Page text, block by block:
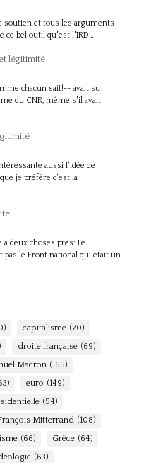
soutien et tous les arguments
ce bel outil qu'est l'IRD…
légitimité
chacun sait!-- avait su
du CNR, même s'il avait
aussi l'idée de
je préfère c'est la
deux choses près: Le
pas le Front national qui était un
capitalisme (70)
droite française (69)
Macron (165)
euro (149)
(54)
Mitterrand (108)
(66) Grèce (64)
(63)